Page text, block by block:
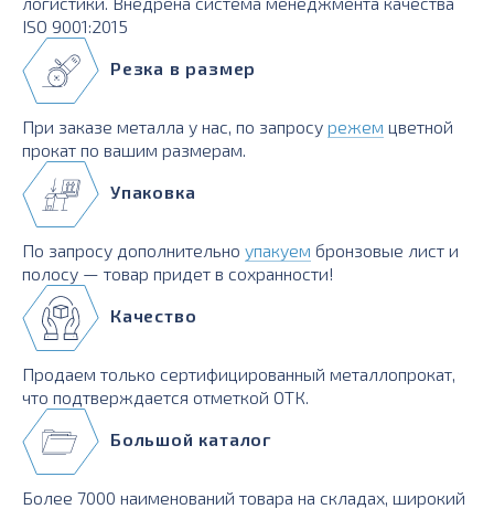
ISO 9001:2015
Резка в размер
При заказе металла у нас, по запросу режем цветной
прокат по вашим размерам.
Упаковка
По запросу дополнительно упакуем бронзовые лист и
полосу — товар придет в сохранности!
Качество
Продаем только сертифицированный металлопрокат,
что подтверждается отметкой ОТК.
Большой каталог
Более 7000 наименований товара на складах, широкий